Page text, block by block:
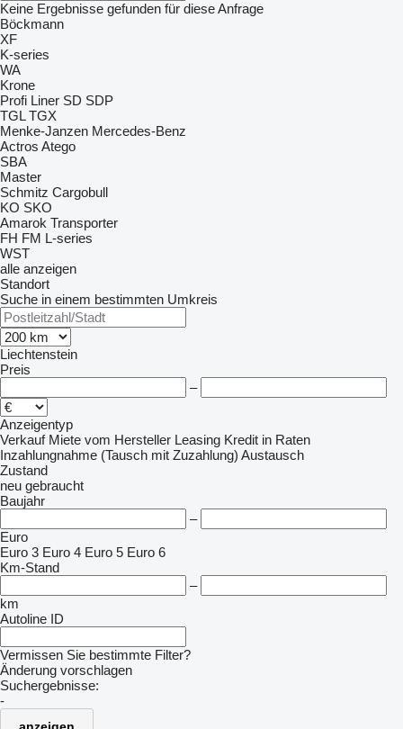
Keine Ergebnisse gefunden für diese Anfrage
Böckmann
XF
K-series
WA
Krone
Profi Liner SD SDP
TGL TGX
Menke-Janzen Mercedes-Benz
Actros Atego
SBA
Master
Schmitz Cargobull
KO SKO
Amarok Transporter
FH FM L-series
WST
alle anzeigen
Standort
Suche in einem bestimmten Umkreis
Liechtenstein
Preis
–
Anzeigentyp
Verkauf Miete vom Hersteller Leasing Kredit in Raten
Inzahlungnahme (Tausch mit Zuzahlung) Austausch
Zustand
neu gebraucht
Baujahr
–
Euro
Euro 3 Euro 4 Euro 5 Euro 6
Km-Stand
–
km
Autoline ID
Vermissen Sie bestimmte Filter?
Änderung vorschlagen
Suchergebnisse:
-